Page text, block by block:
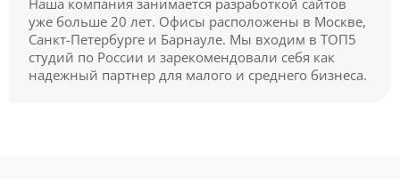
Наша компания занимается разработкой сайтов
уже больше 20 лет. Офисы расположены в Москве,
Санкт-Петербурге и Барнауле. Мы входим в ТОП5
студий по России и зарекомендовали себя как
надежный партнер для малого и среднего бизнеса.